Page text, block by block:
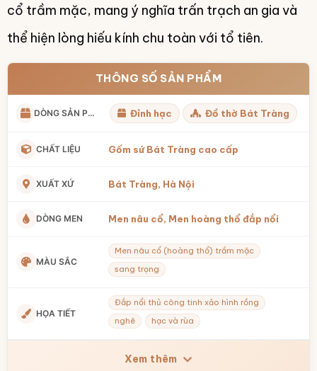
cổ trầm mặc, mang ý nghĩa trấn trạch an gia và
thể hiện lòng hiếu kính chu toàn với tổ tiên.
THÔNG SỐ SẢN PHẨM
DÒNG SẢN PHẨM Đỉnh hạc Đồ thờ Bát Tràng
CHẤT LIỆU Gốm sứ Bát Tràng cao cấp
XUẤT XỨ Bát Tràng, Hà Nội
DÒNG MEN Men nâu cổ, Men hoàng thổ đắp nổi
MÀU SẮC
Men nâu cổ (hoàng thổ) trầm mặc
sang trọng
HỌA TIẾT
Đắp nổi thủ công tinh xảo hình rồng
nghê
hạc và rùa
Xem thêm